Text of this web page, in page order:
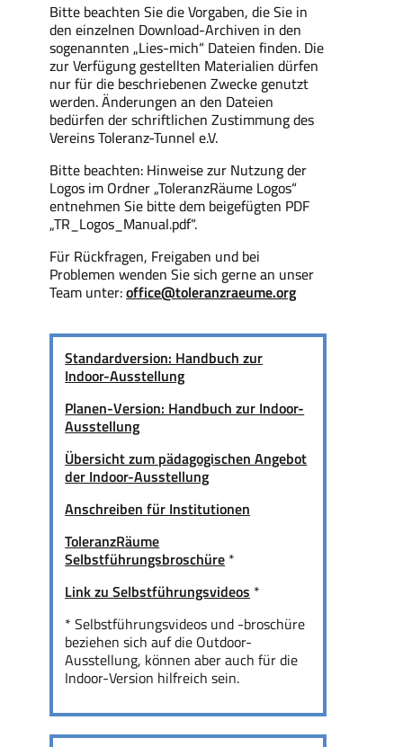
Bitte beachten Sie die Vorgaben, die Sie in
den einzelnen Download-Archiven in den
sogenannten „Lies-mich“ Dateien finden. Die
zur Verfügung gestellten Materialien dürfen
nur für die beschriebenen Zwecke genutzt
werden. Änderungen an den Dateien
bedürfen der schriftlichen Zustimmung des
Vereins Toleranz-Tunnel e.V.
Bitte beachten: Hinweise zur Nutzung der
Logos im Ordner „ToleranzRäume Logos“
entnehmen Sie bitte dem beigefügten PDF
„TR_Logos_Manual.pdf“.
Für Rückfragen, Freigaben und bei
Problemen wenden Sie sich gerne an unser
Team unter:office@toleranzraeume.org
Standardversion: Handbuch zur
Indoor-Ausstellung
Planen-Version: Handbuch zur Indoor-
Ausstellung
Übersicht zum pädagogischen Angebot
der Indoor-Ausstellung
Anschreiben für Institutionen
ToleranzRäume
Selbstführungsbroschüre *
Link zu Selbstführungsvideos *
* Selbstführungsvideos und -broschüre
beziehen sich auf die Outdoor-
Ausstellung, können aber auch für die
Indoor-Version hilfreich sein.